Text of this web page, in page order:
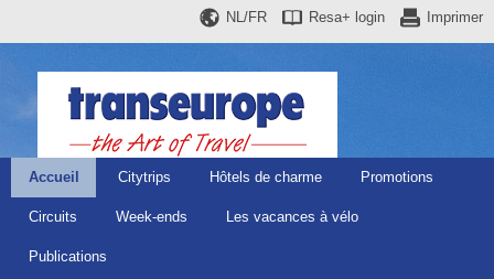
Imprimer
Resa+ login
NL/FR
Accueil Citytrips Hôtels de charme Promotions
Circuits Week-ends Les vacances à vélo
Publications